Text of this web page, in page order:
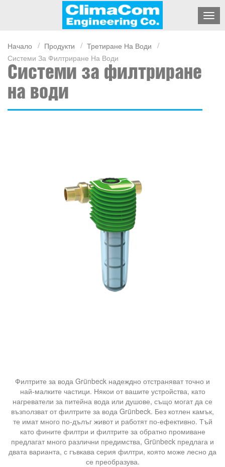
Начало Продукти
Третиране На Води
Системи За Филтриране На Води
Системи за филтриране
на води
Филтрите за вода Grünbeck надеждно отстраняват точно и
най-малките частици. Някои от вашите устройства, като
нагреватели за питейна вода или душове, също могат да се
възползват от филтрите за вода Grünbeck. Без котлен камък,
те имат много по-дълъг живот и работят по-ефективно. Тъй
като фините филтри и филтрите за обратно промиване
предлагат много различни предимства, Grünbeck предлага и
двата варианта, с гъвкава серия филтри, която може лесно да
се преобразува.